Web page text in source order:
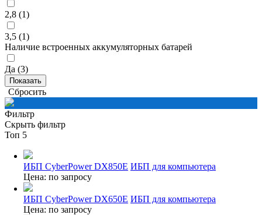
2,8 (1)
3,5 (1)
Наличие встроенных аккумуляторных батарей
Да (3)
Сбросить
Фильтр
Скрыть фильтр
Топ 5
ИБП CyberPower DX850E ИБП для компьютера
Цена: по запросу
ИБП CyberPower DX650E ИБП для компьютера
Цена: по запросу